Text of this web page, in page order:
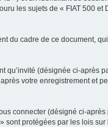
les sujets de « FIAT 500 et
du cadre de ce document,
qu’invité (désignée ci-après
votre enregistrement et
connecter (désigné ci-après
sont protégées par les lois